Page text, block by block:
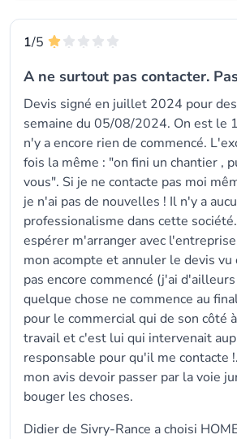
1/5
A ne surtout pas contacter.
Devis signé en juillet 2024 pour
semaine du 05/08/2024. On est le
n'y a encore rien de commencé.
fois la même : "on fini un chantier ,
vous". Si je ne contacte pas moi
je n'ai pas de nouvelles ! Il n'y a
professionalisme dans cette
espérer m'arranger avec
mon acompte et annuler le devis
pas encore commencé (j'ai
quelque chose ne commence au
pour le commercial qui de son côté
travail et c'est lui qui intervenait
responsable pour qu'il me contacte
mon avis devoir passer par la voie
bouger les choses.
Didier de Sivry-Rance a choisi